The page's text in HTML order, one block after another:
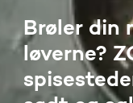
Brøler din
løverne?